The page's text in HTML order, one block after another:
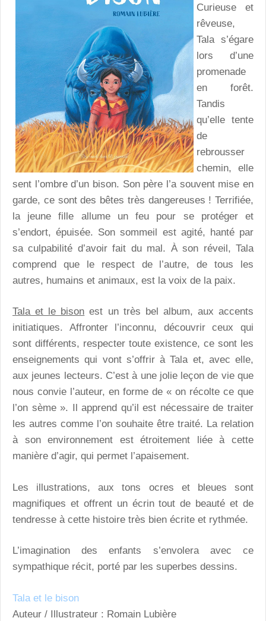
Curieuse et
rêveuse,
Tala s’égare
lors d’une
promenade
en forêt.
Tandis
qu’elle tente
de
rebrousser
chemin, elle
sent l’ombre d’un bison. Son père l’a souvent mise en
garde, ce sont des bêtes très dangereuses ! Terrifiée,
la jeune fille allume un feu pour se protéger et
s’endort, épuisée. Son sommeil est agité, hanté par
sa culpabilité d’avoir fait du mal. À son réveil, Tala
comprend que le respect de l’autre, de tous les
autres, humains et animaux, est la voix de la paix.
Tala et le bison est un très bel album, aux accents
initiatiques. Affronter l’inconnu, découvrir ceux qui
sont différents, respecter toute existence, ce sont les
enseignements qui vont s’offrir à Tala et, avec elle,
aux jeunes lecteurs. C’est à une jolie leçon de vie que
nous convie l’auteur, en forme de « on récolte ce que
l’on sème ». Il apprend qu’il est nécessaire de traiter
les autres comme l’on souhaite être traité. La relation
à son environnement est étroitement liée à cette
manière d’agir, qui permet l’apaisement.
Les illustrations, aux tons ocres et bleues sont
magnifiques et offrent un écrin tout de beauté et de
tendresse à cette histoire très bien écrite et rythmée.
L’imagination des enfants s’envolera avec ce
sympathique récit, porté par les superbes dessins.
Tala et le bison
Auteur / Illustrateur : Romain Lubière